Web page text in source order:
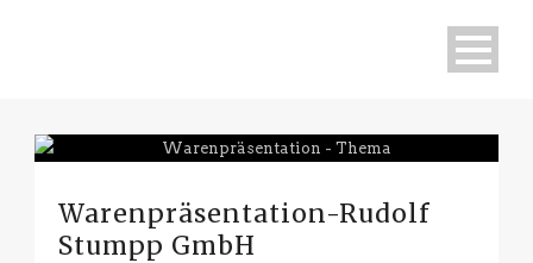
Warenpräsentation-Rudolf
Stumpp GmbH